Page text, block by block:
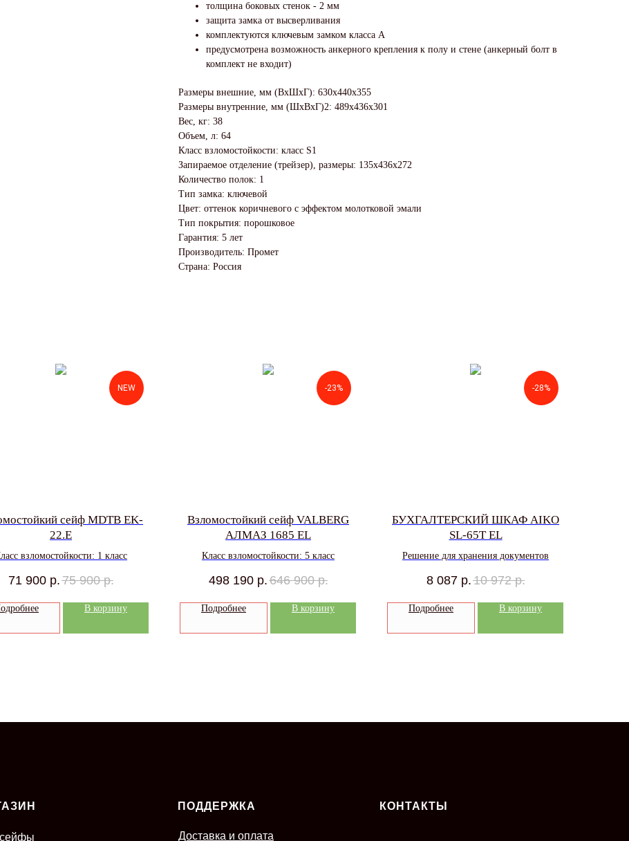
толщина боковых стенок - 2 мм
защита замка от высверливания
комплектуются ключевым замком класса А
предусмотрена возможность анкерного крепления к полу и стене (анкерный болт в
комплект не входит)
Размеры внешние, мм (ВхШхГ): 630x440x355
Размеры внутренние, мм (ШхВхГ)2: 489x436x301
Вес, кг: 38
Объем, л: 64
Класс взломостойкости: класс S1
Запираемое отделение (трейзер), размеры: 135x436x272
Количество полок: 1
Тип замка: ключевой
Цвет: оттенок коричневого с эффектом молотковой эмали
Тип покрытия: порошковое
Гарантия: 5 лет
Производитель: Промет
Страна: Россия
NEW
сейф MDTB EK-
22.E
взломостойкости: 1 класс
71 900 р.75 900 р.
В корзину
-23%
Взломостойкий сейф VALBERG
АЛМАЗ 1685 EL
Класс взломостойкости: 5 класс
498 190 р.646 900 р.
Подробнее В корзину
-28%
БУХГАЛТЕРСКИЙ ШКАФ AIKO
SL-65T EL
Решение для хранения документов
8 087 р.10 972 р.
Подробнее В корзину
ПОДДЕРЖКА КОНТАКТЫ
Доставка и оплата